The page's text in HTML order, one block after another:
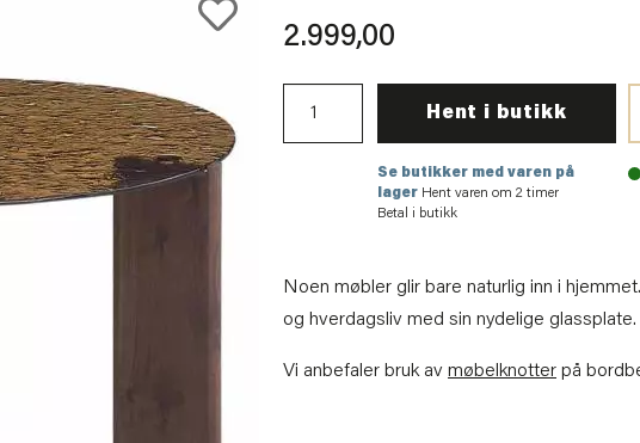
2.999,00
Hent i butikk
Se butikker med varen på
lagerHent varen om 2 timer
Betal i butikk
Noen møbler glir bare naturlig inn i
og hverdagsliv med sin nydelige
Vi anbefaler bruk av møbelknotter på